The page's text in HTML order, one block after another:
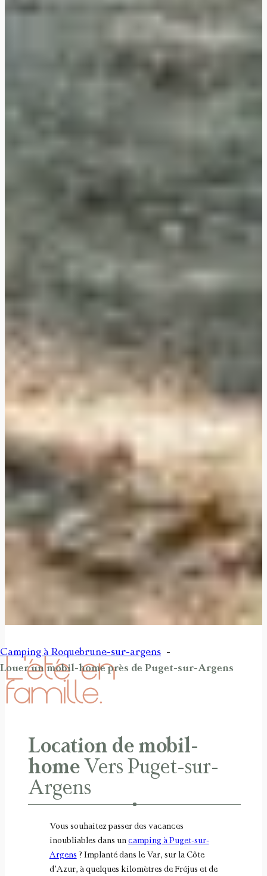
Camping à Roquebrune-sur-argens
Louer un mobil-home près de Puget-sur-Argens
L’été en
famille.
Location de mobil-
homeVers Puget-sur-
Argens
Vous souhaitez passer des vacances
inoubliables dans un camping à Puget-sur-
Argens ? Implanté dans le Var, sur la Côte
d’Azur, à quelques kilomètres de Fréjus et de